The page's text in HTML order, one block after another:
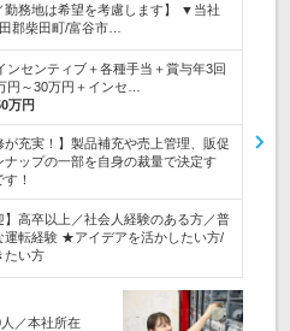
勤務地は希望を考慮します】 ▼当社
郡柴田町/富谷市…
ンセンティブ＋各種手当＋賞与年3回
円～30万円＋インセ…
万円
が充実！】製品補充や売上管理、販促
ップの一部を自身の裁量で決定す
！
】高卒以上／社会人経験のある方／普
運転経験 ★アイデアを活かしたい方/
たい方
／本社所在